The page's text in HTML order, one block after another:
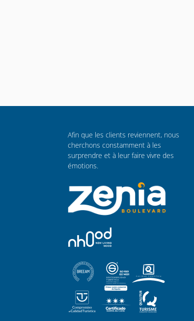
Afin que les clients reviennent, nous
cherchons constamment à les
surprendre et à leur faire vivre des
émotions.